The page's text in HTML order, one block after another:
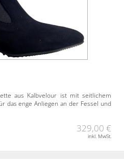
aus Kalbvelour ist mit seitlichem
das enge Anliegen an der Fessel und
329,00 €
inkl. MwSt.